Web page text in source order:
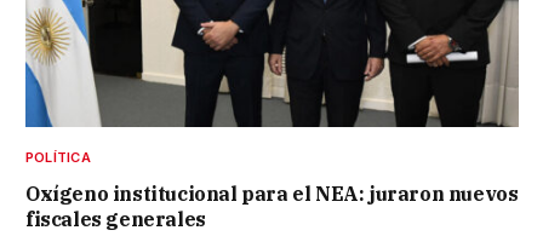
POLÍTICA
Oxígeno institucional para el NEA: juraron nuevos
fiscales generales